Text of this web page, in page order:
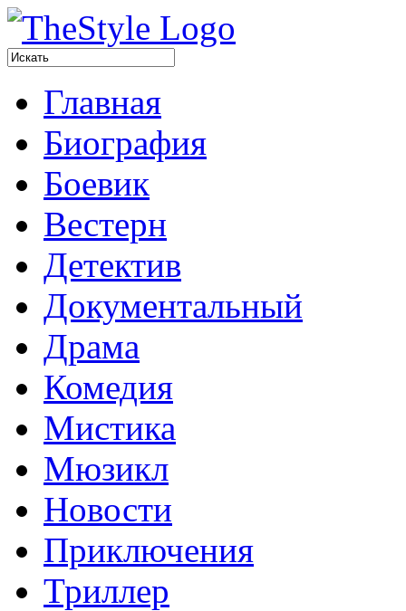
Главная
Биография
Боевик
Вестерн
Детектив
Документальный
Драма
Комедия
Мистика
Мюзикл
Новости
Приключения
Триллер